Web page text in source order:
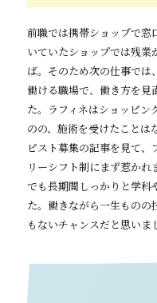
前職では携帯ショップで窓
いていたショップでは残業
ば。そのため次の仕事では
働ける職場で、働き方を見
た。ラフィネはショッピン
のの、施術を受けたことは
ピスト募集の記事を見て
リーシフト制にまず惹か
でも長期間しっかりと学科
た。働きながら一生ものの
もないチャンスだと思いま